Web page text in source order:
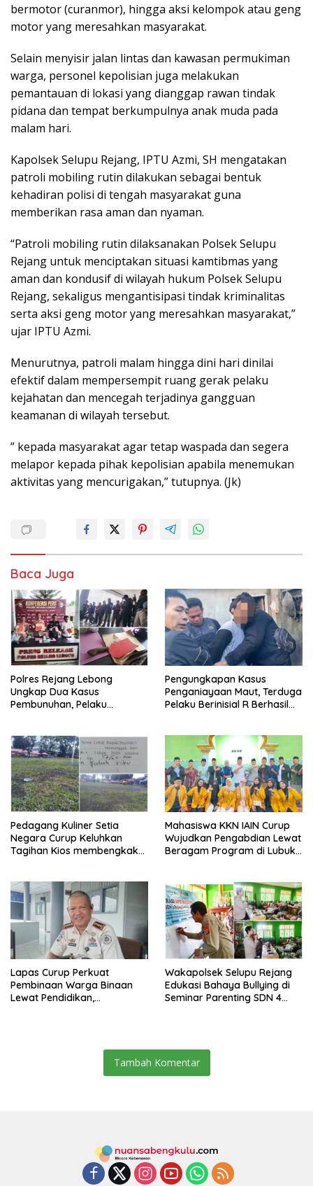
bermotor (curanmor), hingga aksi kelompok atau geng
motor yang meresahkan masyarakat.
Selain menyisir jalan lintas dan kawasan permukiman
warga, personel kepolisian juga melakukan
pemantauan di lokasi yang dianggap rawan tindak
pidana dan tempat berkumpulnya anak muda pada
malam hari.
Kapolsek Selupu Rejang, IPTU Azmi, SH mengatakan
patroli mobiling rutin dilakukan sebagai bentuk
kehadiran polisi di tengah masyarakat guna
memberikan rasa aman dan nyaman.
“Patroli mobiling rutin dilaksanakan Polsek Selupu
Rejang untuk menciptakan situasi kamtibmas yang
aman dan kondusif di wilayah hukum Polsek Selupu
Rejang, sekaligus mengantisipasi tindak kriminalitas
serta aksi geng motor yang meresahkan masyarakat,”
ujar IPTU Azmi.
Menurutnya, patroli malam hingga dini hari dinilai
efektif dalam mempersempit ruang gerak pelaku
kejahatan dan mencegah terjadinya gangguan
keamanan di wilayah tersebut.
” kepada masyarakat agar tetap waspada dan segera
melapor kepada pihak kepolisian apabila menemukan
aktivitas yang mencurigakan,” tutupnya. (Jk)
Baca Juga
Polres Rejang Lebong
Ungkap Dua Kasus
Pembunuhan, Pelaku
Pengungkapan Kasus
Penganiayaan Maut, Terduga
Pelaku Berinisial R Berhasil
Pedagang Kuliner Setia
Negara Curup Keluhkan
Tagihan Kios membengkak
Mahasiswa KKN IAIN Curup
Wujudkan Pengabdian Lewat
Beragam Program di Lubuk
Lapas Curup Perkuat
Pembinaan Warga Binaan
Lewat Pendidikan,
Wakapolsek Selupu Rejang
Edukasi Bahaya Bullying di
Seminar Parenting SDN 4
Tambah Komentar